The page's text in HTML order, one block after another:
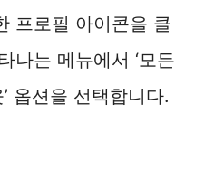
프로필 아이콘을 클
나는 메뉴에서 ‘모든
옵션을 선택합니다.